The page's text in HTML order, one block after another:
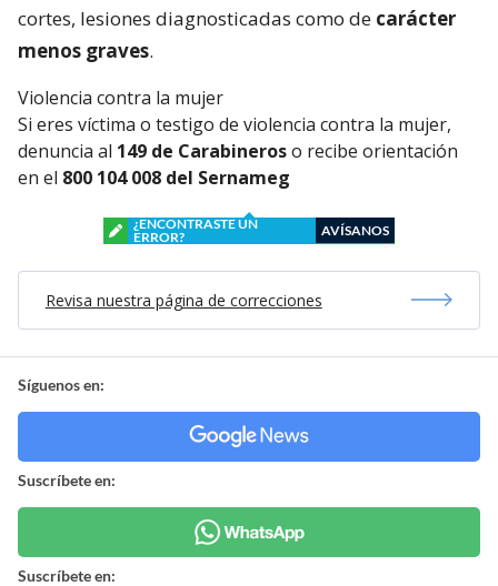
cortes, lesiones diagnosticadas como de carácter
menos graves.
Violencia contra la mujer
Si eres víctima o testigo de violencia contra la mujer,
denuncia al 149 de Carabineroso recibe orientación
en el 800 104 008 del Sernameg
¿ENCONTRASTE UN
ERROR?
AVÍSANOS
Revisa nuestra página de correcciones
Síguenos en:
Suscríbete en:
Suscríbete en: